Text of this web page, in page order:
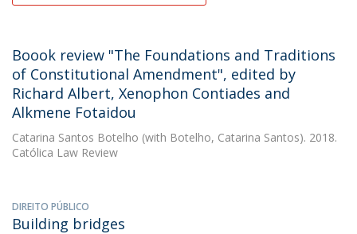
Boook review "The Foundations and Traditions
of Constitutional Amendment", edited by
Richard Albert, Xenophon Contiades and
Alkmene Fotaidou
Catarina Santos Botelho (with Botelho, Catarina Santos). 2018.
Católica Law Review
DIREITO PÚBLICO
Building bridges